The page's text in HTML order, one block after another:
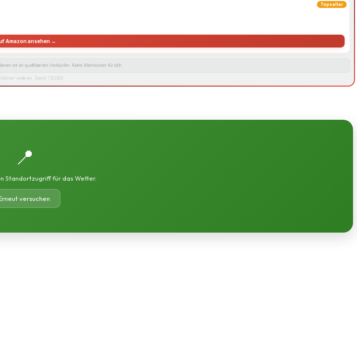
Topseller
Amazon ansehen →
wir an qualifizierten Verkäufen. Keine Mehrkosten für dich.
können variieren · Stand: 7.8.2026
📍
Standortzugriff für das Wetter.
versuchen